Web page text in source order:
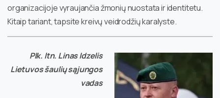
organizacijoje vyraujančia žmonių nuostata ir identitetu.
Kitaip tariant, tapsite kreivų veidrodžių karalyste.
Plk. ltn. Linas Idzelis
Lietuvos šaulių sąjungos
vadas